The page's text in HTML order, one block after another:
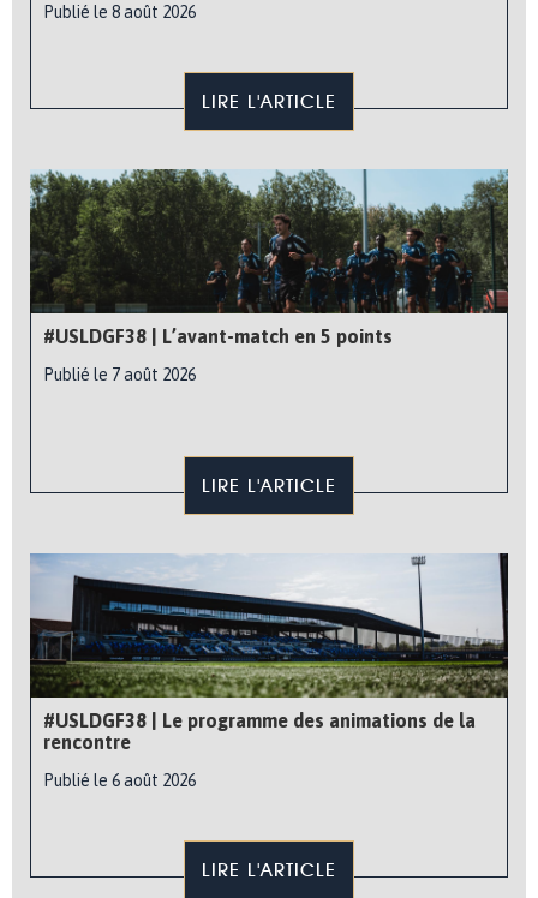
Publié le 8 août 2026
LIRE L'ARTICLE
#USLDGF38 | L’avant-match en 5 points
Publié le 7 août 2026
LIRE L'ARTICLE
#USLDGF38 | Le programme des animations de la
rencontre
Publié le 6 août 2026
LIRE L'ARTICLE